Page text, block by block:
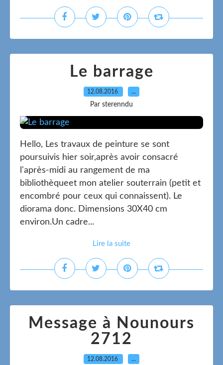
Le barrage
12.08.2016 …
Par sterenndu
Hello, Les travaux de peinture se sont
poursuivis hier soir,après avoir consacré
l'après-midi au rangement de ma
bibliothèqueet mon atelier souterrain (petit et
encombré pour ceux qui connaissent). Le
diorama donc. Dimensions 30X40 cm
environ.Un cadre...
Lire la suite
Message à Nounours
2712
12.08.2016 …